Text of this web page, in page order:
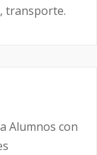
transporte.
Alumnos con